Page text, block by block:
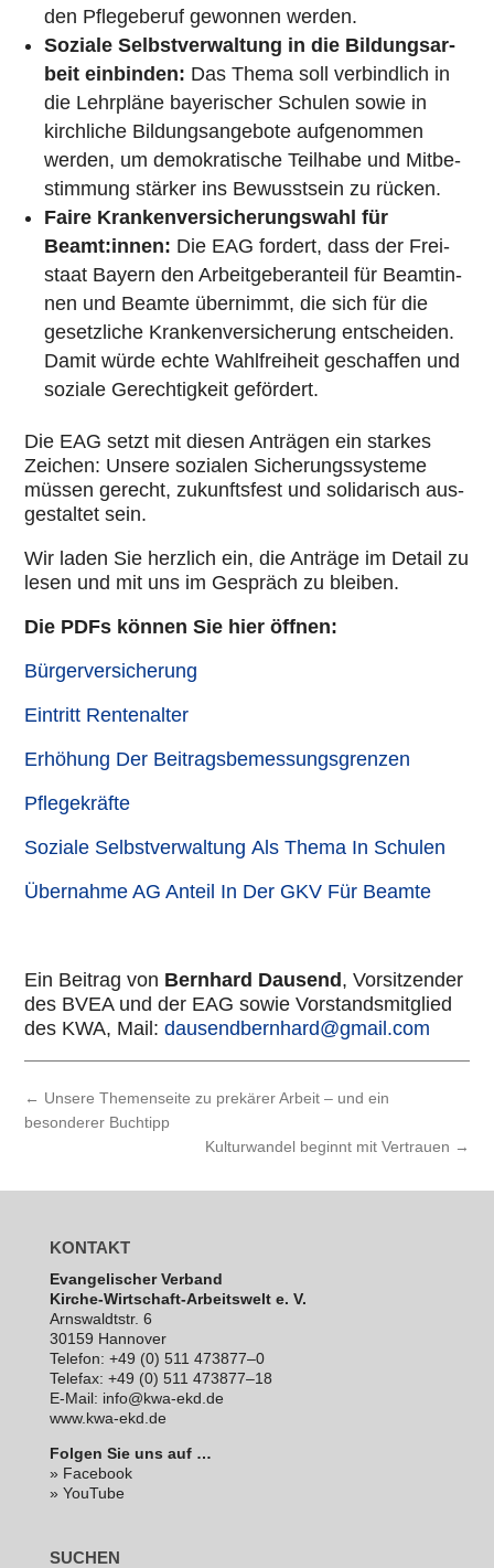
den Pfle­ge­be­ruf gewonnen werden.
Soziale Selbst­ver­wal­tung in die Bil­dungs­ar­
beit ein­bin­den: Das Thema soll ver­bind­lich in
die Lehr­pläne baye­ri­scher Schulen sowie in
kirch­li­che Bil­dungs­an­ge­bote auf­ge­nom­men
werden, um demo­kra­ti­sche Teilhabe und Mit­be­
stim­mung stärker ins Bewusst­sein zu rücken.
Faire Kran­ken­ver­si­che­rungs­wahl für
Beamt:innen: Die EAG fordert, dass der Frei­
staat Bayern den Arbeit­ge­ber­an­teil für Beam­tin­
nen und Beamte über­nimmt, die sich für die
gesetz­li­che Kran­ken­ver­si­che­rung ent­schei­den.
Damit würde echte Wahl­frei­heit geschaf­fen und
soziale Gerech­tig­keit geför­dert.
Die EAG setzt mit diesen Anträgen ein starkes
Zeichen: Unsere sozialen Siche­rungs­sys­teme
müssen gerecht, zukunfts­fest und soli­da­risch aus­
ge­stal­tet sein.
Wir laden Sie herzlich ein, die Anträge im Detail zu
lesen und mit uns im Gespräch zu bleiben.
Die PDFs können Sie hier öffnen:
Bürgerversicherung
Eintritt Ren­ten­al­ter
Erhöhung Der Bei­trags­be­mes­sungs­gren­zen
Pflegekräfte
Soziale Selbst­ver­wal­tungAls Thema In Schulen
Übernahme AG Anteil In Der GKV Für Beamte
Ein Beitrag von Bernhard Dausend, Vor­sit­zen­der
des BVEA und der EAG sowie Vor­stands­mit­glied
des KWA, Mail:dausendbernhard@gmail.com
← Unsere Themenseite zu prekärer Arbeit – und ein
besonderer Buchtipp
Kulturwandel beginnt mit Vertrauen →
KONTAKT
Evan­ge­li­scher Verband
Kirche-Wirt­schaft-Arbeits­welt e. V.
Arns­waldt­str. 6
30159 Hannover
Telefon: +49 (0) 511 473877–0
Telefax: +49 (0) 511 473877–18
E‑Mail: info@kwa-ekd.de
www.kwa-ekd.de
Folgen Sie uns auf …
» Facebook
» YouTube
SUCHEN